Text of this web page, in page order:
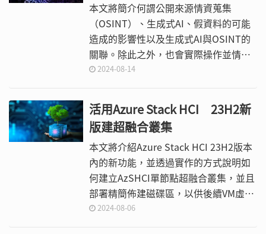
本文將簡介何謂公開來源情資蒐集
（OSINT）、生成式AI、假資料的可能
造成的影響性以及生成式AI與OSINT的
關聯。除此之外，也會實際操作並情境
演練，詳細說明如何透過AI or Not和
的真偽。
2024-08-14
活用Azure Stack HCI 23H2新
版建超融合叢集
本文將介紹Azure Stack HCI 23H2版本
內的新功能，並透過實作的方式說明如
何建立AzSHCI單節點超融合叢集，並且
部署精簡佈建磁碟區，以供後續VM虛擬
主機和容器等工作負載使用，這樣IT管
2024-08-06